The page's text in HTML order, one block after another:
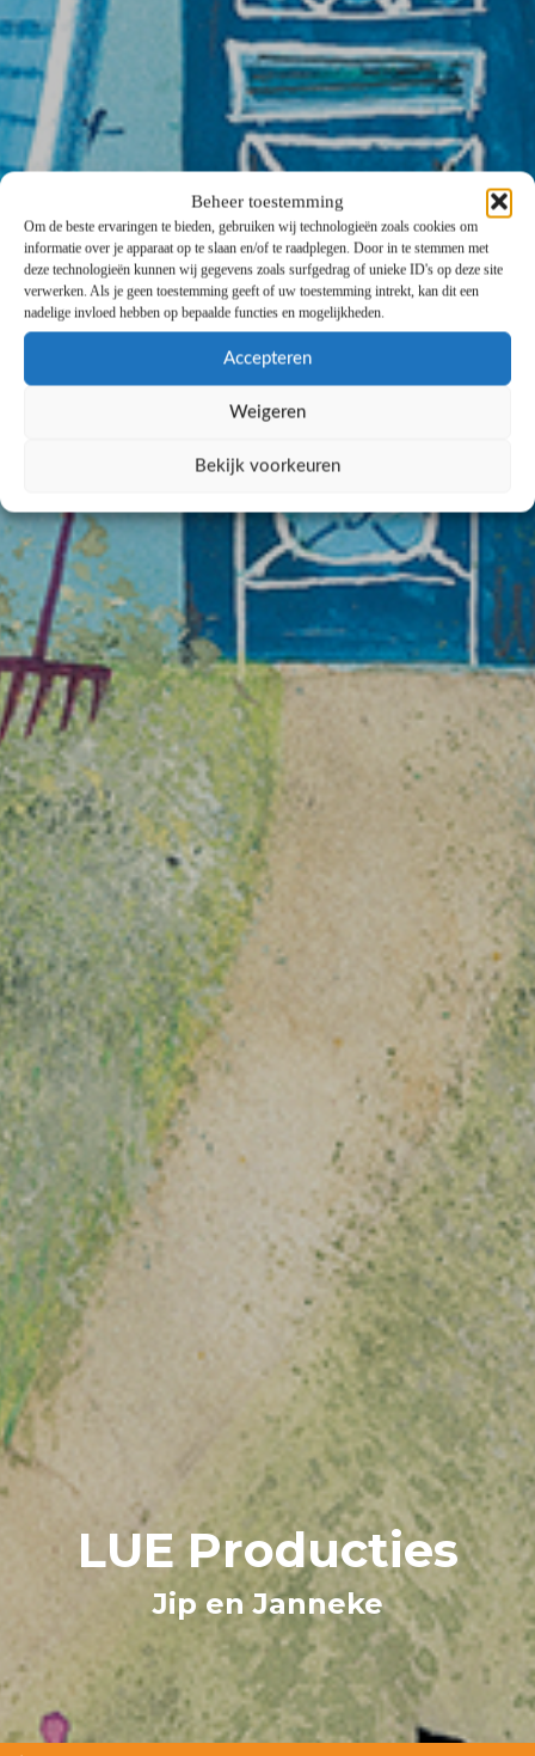
Beheer toestemming
Om de beste ervaringen te bieden, gebruiken wij technologieën zoals cookies om
informatie over je apparaat op te slaan en/of te raadplegen. Door in te stemmen met
deze technologieën kunnen wij gegevens zoals surfgedrag of unieke ID's op deze site
verwerken. Als je geen toestemming geeft of uw toestemming intrekt, kan dit een
nadelige invloed hebben op bepaalde functies en mogelijkheden.
Accepteren
Weigeren
Bekijk voorkeuren
LUE Producties
Jip en Janneke